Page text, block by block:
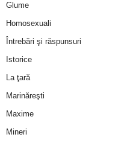
Glume
Homosexuali
Întrebări şi răspunsuri
Istorice
La ţară
Marinăreşti
Maxime
Mineri